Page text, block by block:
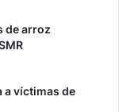
de arroz
a víctimas de